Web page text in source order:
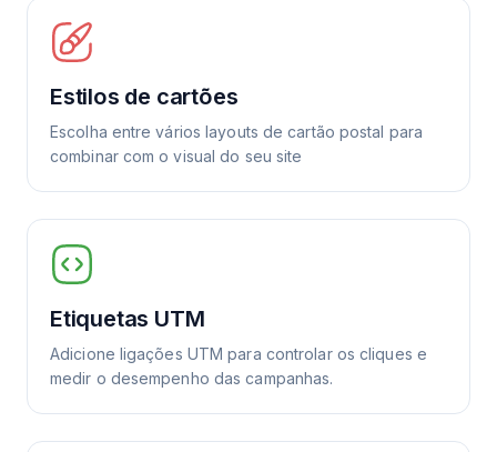
Estilos de cartões
Escolha entre vários layouts de cartão postal para
combinar com o visual do seu site
Etiquetas UTM
Adicione ligações UTM para controlar os cliques e
medir o desempenho das campanhas.